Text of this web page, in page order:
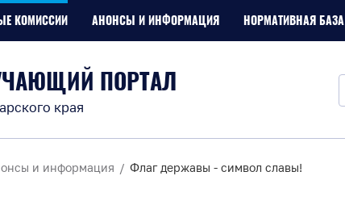
КОМИССИИ АНОНСЫ И ИНФОРМАЦИЯ НОРМАТИВНАЯ БАЗА
ПОРТАЛ
края
и информация Флаг державы - символ славы!